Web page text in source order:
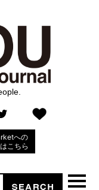
への
こちら